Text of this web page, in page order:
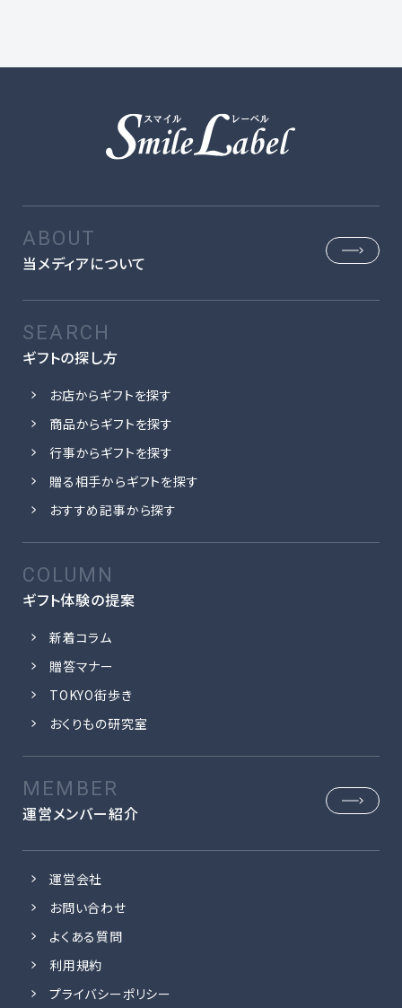
当メディアについて
ギフトの探し方
お店からギフトを探す
商品からギフトを探す
行事からギフトを探す
贈る相手からギフトを探す
おすすめ記事から探す
ギフト体験の提案
新着コラム
贈答マナー
TOKYO街歩き
おくりもの研究室
運営メンバー紹介
運営会社
お問い合わせ
よくある質問
利用規約
プライバシーポリシー